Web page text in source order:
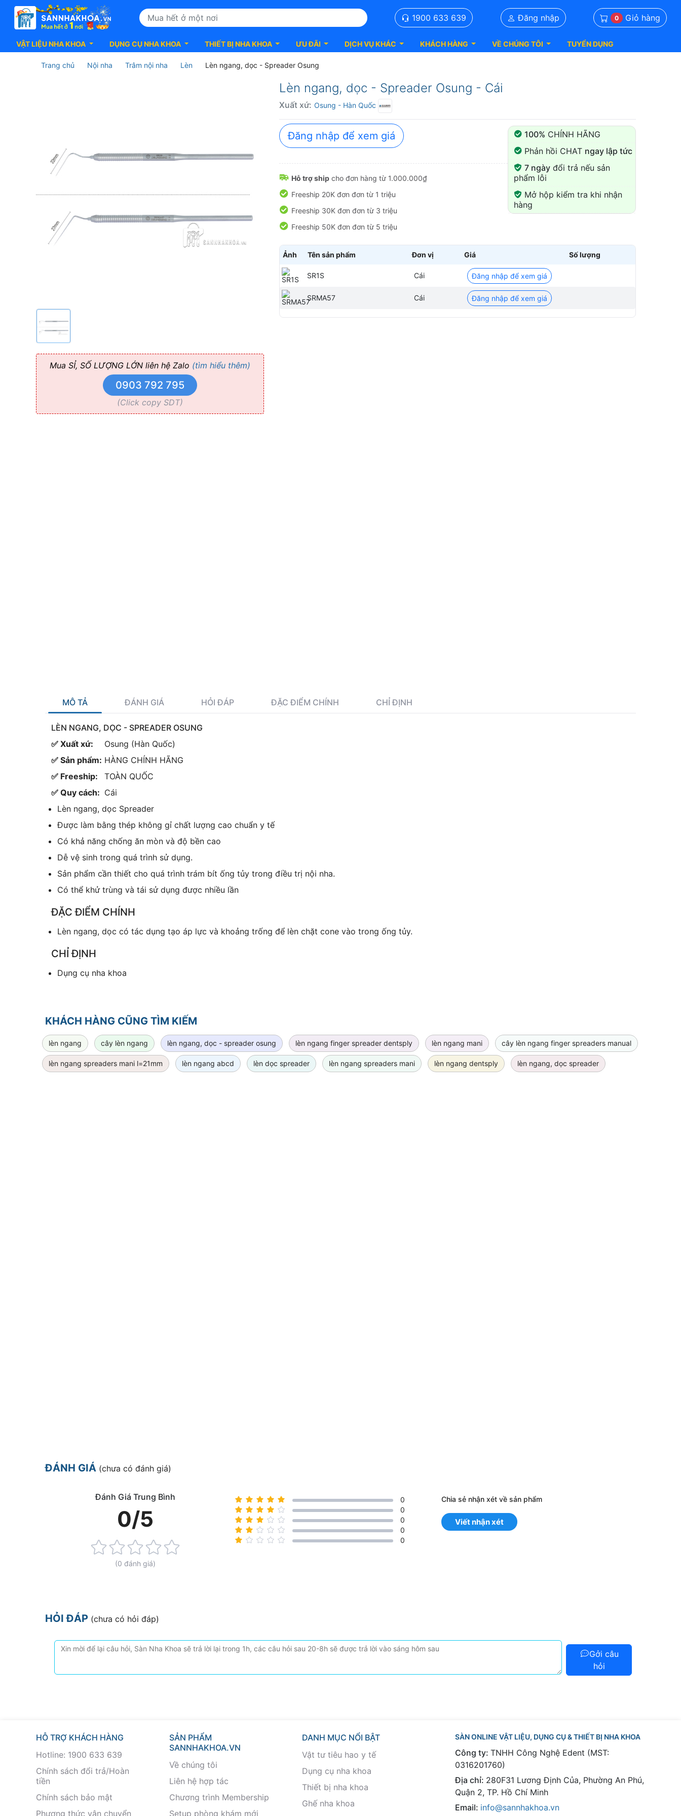
1900 633 639 Đăng nhập 0 Giỏ hàng
VẬT LIỆU NHA KHOA DỤNG CỤ NHA KHOA THIẾT BỊ NHA KHOA ƯU ĐÃI DỊCH VỤ KHÁC KHÁCH HÀNG VỀ CHÚNG TÔI TUYỂN DỤNG
Trang chủ Nội nha Trâm nội nha Lèn Lèn ngang, dọc - Spreader Osung
Spreader
Osung
Mua SỈ, SỐ LƯỢNG LỚN liên hệ Zalo (tìm hiểu thêm)
0903 792 795
(Click copy SDT)
Lèn ngang, dọc - Spreader Osung - Cái
Xuất xứ: Osung - Hàn Quốc
100% CHÍNH HÃNG
Phản hồi CHAT ngay lập tức
7 ngàyđổi trả nếu sản
phẩm lỗi
Mở hộp kiểm tra khi nhận
hàng
Đăng nhập để xem giá
Hỗ trợ ship cho đơn hàng từ 1.000.000₫
Freeship 20K đơn đơn từ 1 triệu
Freeship 30K đơn đơn từ 3 triệu
Freeship 50K đơn đơn từ 5 triệu
Ảnh Tên sản phẩm Đơn vị Giá Số lượng
SR1S Cái Đăng nhập để xem giá
SRMA57 Cái Đăng nhập để xem giá
MÔ TẢ ĐÁNH GIÁ HỎI ĐÁP ĐẶC ĐIỂM CHÍNH CHỈ ĐỊNH
LÈN NGANG, DỌC - SPREADER OSUNG
✅ Xuất xứ:
Osung (Hàn Quốc)
✅ Sản phẩm: HÀNG CHÍNH HÃNG
✅ Freeship:
TOÀN QUỐC
✅ Quy cách: Cái
Lèn ngang, dọc Spreader
Được làm bằng thép không gỉ chất lượng cao chuẩn y tế
Có khả năng chống ăn mòn và độ bền cao
Dễ vệ sinh trong quá trình sử dụng.
Sản phẩm cần thiết cho quá trình trám bít ống tủy trong điều trị nội nha.
Có thể khử trùng và tái sử dụng được nhiều lần
ĐẶC ĐIỂM CHÍNH
Lèn ngang, dọc có tác dụng tạo áp lực và khoảng trống để lèn chặt cone vào trong ống tủy.
CHỈ ĐỊNH
Dụng cụ nha khoa
KHÁCH HÀNG CŨNG TÌM KIẾM
lèn ngang cây lèn ngang lèn ngang, dọc - spreader osung lèn ngang finger spreader dentsply lèn ngang mani cây lèn ngang finger spreaders manual
lèn ngang spreaders mani l=21mm lèn ngang abcd lèn dọc spreader lèn ngang spreaders mani lèn ngang dentsply lèn ngang, dọc spreader
ĐÁNH GIÁ (chưa có đánh giá)
Đánh Giá Trung Bình
0/5
(0 đánh giá)
0
0
0
0
0
Chia sẻ nhận xét về sản phẩm
Viết nhận xét
HỎI ĐÁP (chưa có hỏi đáp)
Gởi câu
hỏi
HỖ TRỢ KHÁCH HÀNG
Hotline: 1900 633 639
Chính sách đổi trả/Hoàn
tiền
Chính sách bảo mật
Phương thức vận chuyển
SẢN PHẨM
SANNHAKHOA.VN
Về chúng tôi
Liên hệ hợp tác
Chương trình Membership
Setup phòng khám mới
DANH MỤC NỔI BẬT
Vật tư tiêu hao y tế
Dụng cụ nha khoa
Thiết bị nha khoa
Ghế nha khoa
SÀN ONLINE VẬT LIỆU, DỤNG CỤ & THIẾT BỊ NHA KHOA
Công ty: TNHH Công Nghệ Edent (MST:
0316201760)
Địa chỉ: 280F31 Lương Định Của, Phường An Phú,
Quận 2, TP. Hồ Chí Minh
Email: info@sannhakhoa.vn